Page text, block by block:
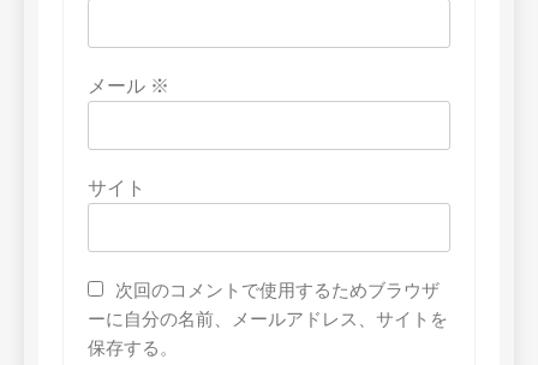
メール ※
サイト
次回のコメントで使用するためブラウザ
ーに自分の名前、メールアドレス、サイトを
保存する。